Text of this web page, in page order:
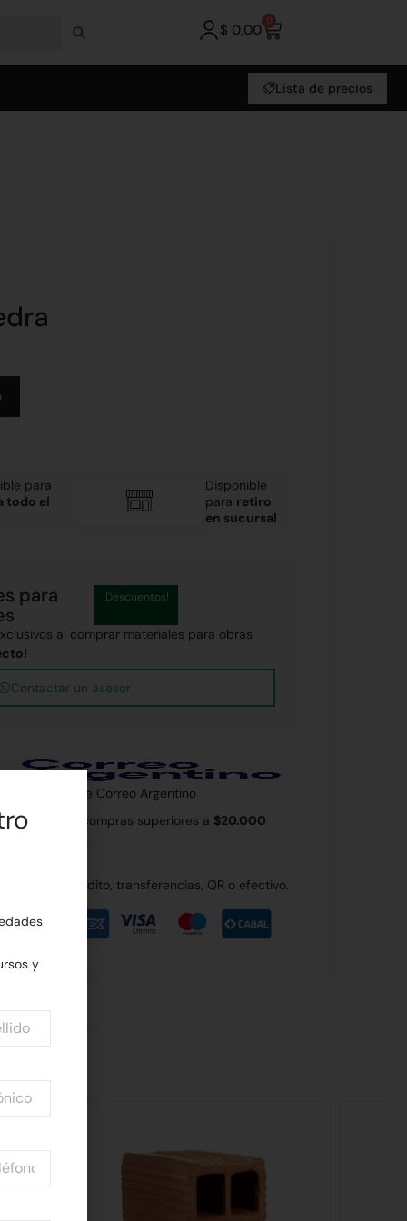
$ 0,00 0
Lista de precios
para
todo el
Disponible
para retiro
en sucursal
para
¡Descuentos!
al comprar materiales para obras
Contactar un asesor
a través de Correo Argentino
en compras superiores a $20.000
débito, crédito, transferencias, QR o efectivo.
y